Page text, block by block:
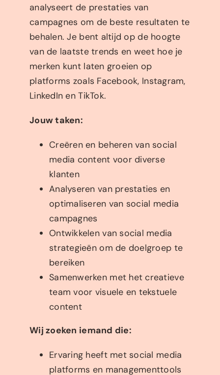
analyseert de prestaties van
campagnes om de beste resultaten te
behalen. Je bent altijd op de hoogte
van de laatste trends en weet hoe je
merken kunt laten groeien op
platforms zoals Facebook, Instagram,
LinkedIn en TikTok.
Jouw taken:
Creëren en beheren van social
media content voor diverse
klanten
Analyseren van prestaties en
optimaliseren van social media
campagnes
Ontwikkelen van social media
strategieën om de doelgroep te
bereiken
Samenwerken met het creatieve
team voor visuele en tekstuele
content
Wij zoeken iemand die:
Ervaring heeft met social media
platforms en managementtools